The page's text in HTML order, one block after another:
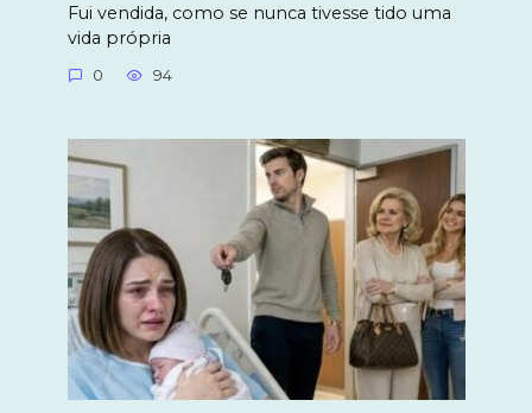
Fui vendida, como se nunca tivesse tido uma
vida própria
0 94